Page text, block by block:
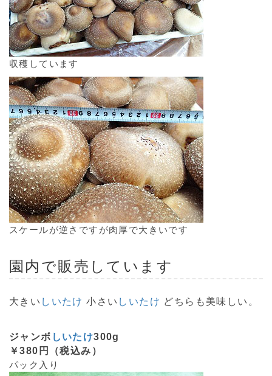
収穫しています
スケールが逆さですが肉厚で大きいです
園内で販売しています
大きい しいたけ 小さい しいたけ どちらも美味しい。
ジャンボ しいたけ300g
￥380円（税込み）
パック入り